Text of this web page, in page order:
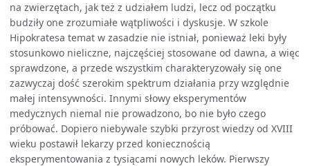
na zwierzętach, jak też z udziałem ludzi, lecz od początku
budziły one zrozumiałe wątpliwości i dyskusje. W szkole
Hipokratesa temat w zasadzie nie istniał, ponieważ leki były
stosunkowo nieliczne, najczęściej stosowane od dawna, a więc
sprawdzone, a przede wszystkim charakteryzowały się one
zazwyczaj dość szerokim spektrum działania przy względnie
małej intensywności. Innymi słowy eksperymentów
medycznych niemal nie prowadzono, bo nie było czego
próbować. Dopiero niebywale szybki przyrost wiedzy od XVIII
wieku postawił lekarzy przed koniecznością
eksperymentowania z tysiącami nowych leków. Pierwszy